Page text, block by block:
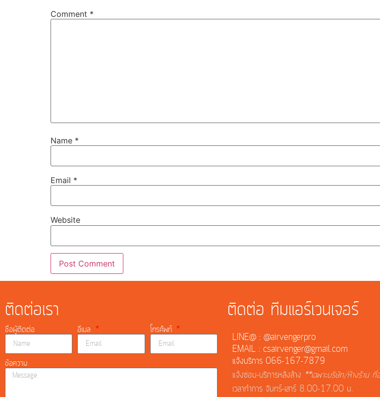
Comment *
Name *
Email *
Website
ติดต่อเรา
ชื่อผู้ติดต่อ อีเมล โทรศัพท์
ข้อความ
ติดต่อ ทีมแอร์เวนเจอร์
LINE@ : @airvengerpro
EMAIL : csairvenger@gmail.com
แจ้งบริการ 066-167-7879
แจ้งซ่อม-บริการหลังล้าง **เฉพาะบริษัท/ห้างร้าน
เวลาทำการ จันทร์-เสาร์ 8.00-17.00 น.